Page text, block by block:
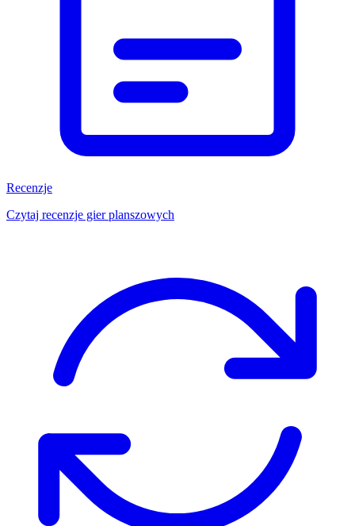
Recenzje
Czytaj recenzje gier planszowych